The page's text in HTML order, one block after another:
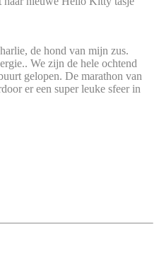
de hond van mijn zus.
We zijn de hele ochtend
gelopen. De marathon van
er een super leuke sfeer in